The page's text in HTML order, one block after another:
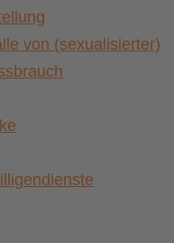
von (sexualisierter)